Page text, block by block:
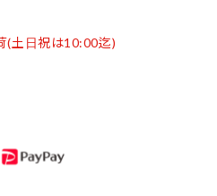
(土日祝は10:00迄)